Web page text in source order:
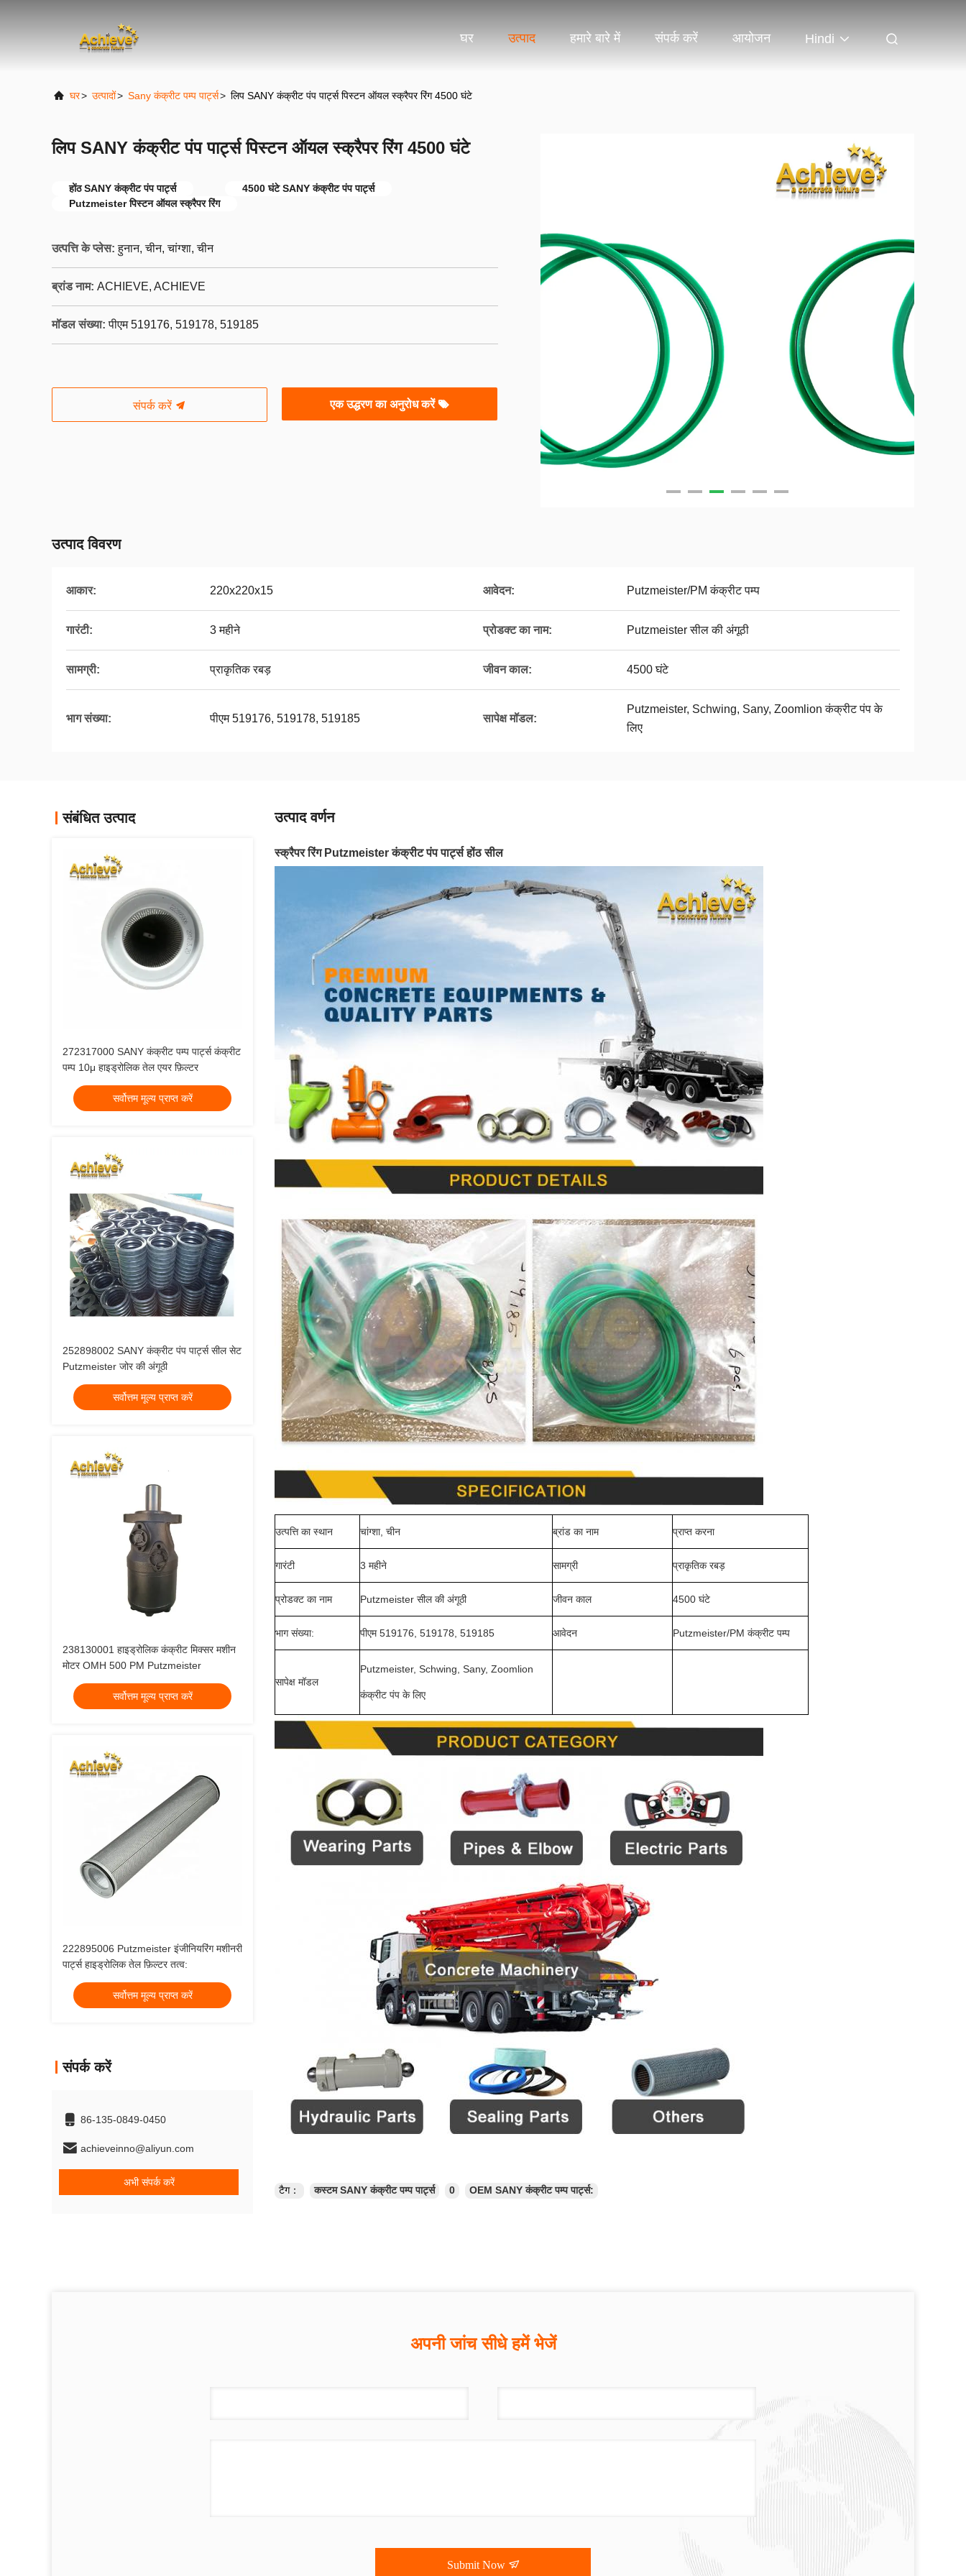
घर उत्पाद हमारे बारे में संपर्क करें आयोजन Hindi
घर> उत्पादों> Sany कंक्रीट पम्प पार्ट्स> लिप SANY कंक्रीट पंप पार्ट्स पिस्टन ऑयल स्क्रैपर रिंग 4500 घंटे
लिप SANY कंक्रीट पंप पार्ट्स पिस्टन ऑयल स्क्रैपर रिंग 4500 घंटे
होंठ SANY कंक्रीट पंप पार्ट्स
4500 घंटे SANY कंक्रीट पंप पार्ट्स
Putzmeister पिस्टन ऑयल स्क्रैपर रिंग
उत्पत्ति के प्लेस: हुनान, चीन, चांग्शा, चीन
ब्रांड नाम: ACHIEVE, ACHIEVE
मॉडल संख्या: पीएम 519176, 519178, 519185
संपर्क करें एक उद्धरण का अनुरोध करें
उत्पाद विवरण
आकार: 220x220x15 आवेदन: Putzmeister/PM कंक्रीट पम्प
गारंटी: 3 महीने प्रोडक्ट का नाम: Putzmeister सील की अंगूठी
सामग्री: प्राकृतिक रबड़ जीवन काल: 4500 घंटे
भाग संख्या: पीएम 519176, 519178, 519185 सापेक्ष मॉडल:
Putzmeister, Schwing, Sany, Zoomlion कंक्रीट पंप के
लिए
संबंधित उत्पाद
272317000 SANY कंक्रीट पम्प पार्ट्स कंक्रीट
पम्प 10μ हाइड्रोलिक तेल एयर फ़िल्टर
सर्वोत्तम मूल्य प्राप्त करें
252898002 SANY कंक्रीट पंप पार्ट्स सील सेट
Putzmeister जोर की अंगूठी
सर्वोत्तम मूल्य प्राप्त करें
238130001 हाइड्रोलिक कंक्रीट मिक्सर मशीन
मोटर OMH 500 PM Putzmeister
सर्वोत्तम मूल्य प्राप्त करें
222895006 Putzmeister इंजीनियरिंग मशीनरी
पार्ट्स हाइड्रोलिक तेल फ़िल्टर तत्व:
सर्वोत्तम मूल्य प्राप्त करें
संपर्क करें
86-135-0849-0450
achieveinno@aliyun.com
अभी संपर्क करें
उत्पाद वर्णन
स्क्रैपर रिंग Putzmeister कंक्रीट पंप पार्ट्स होंठ सील
उत्पत्ति का स्थान चांग्शा, चीन ब्रांड का नाम प्राप्त करना
गारंटी 3 महीने सामग्री प्राकृतिक रबड़
प्रोडक्ट का नाम Putzmeister सील की अंगूठी जीवन काल 4500 घंटे
भाग संख्या: पीएम 519176, 519178, 519185 आवेदन Putzmeister/PM कंक्रीट पम्प
सापेक्ष मॉडल
Putzmeister, Schwing, Sany, Zoomlion
कंक्रीट पंप के लिए
टैग： कस्टम SANY कंक्रीट पम्प पार्ट्स 0 OEM SANY कंक्रीट पम्प पार्ट्स:
अपनी जांच सीधे हमें भेजें
Submit Now